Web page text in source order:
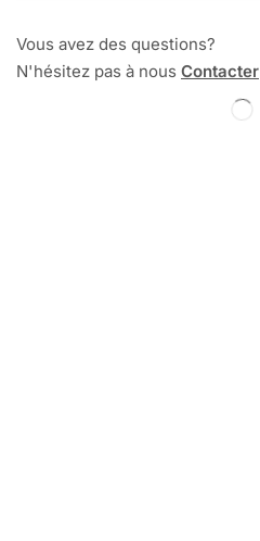
Vous avez des questions?
N'hésitez pas à nous Contacter